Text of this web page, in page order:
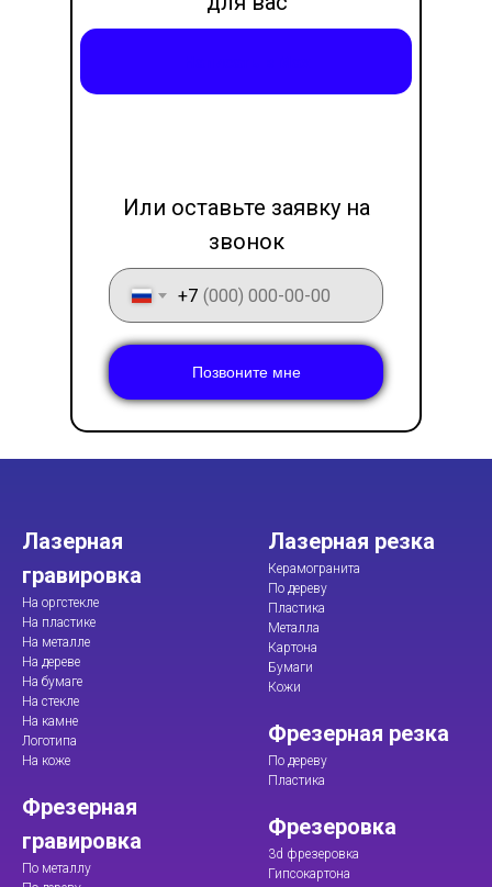
+7
Позвоните мне
месседжер
Или оставьте заявку на
звонок
Лазерная
гравировка
На оргстекле
На пластике
На металле
На дереве
На бумаге
На стекле
На камне
Логотипа
На коже
Фрезерная
гравировка
По металлу
Лазерная резка
Керамогранита
По дереву
Пластика
Металла
Картона
Бумаги
Кожи
Фрезерная резка
По дереву
Пластика
Фрезеровка
3d фрезеровка
Гипсокартона